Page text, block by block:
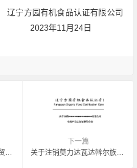
食品认证有限公司
月24日
下一篇
关于注销莫力达瓦达斡尔族自治旗丰华农作物种植有限责任公司有机产品认证证书的公告